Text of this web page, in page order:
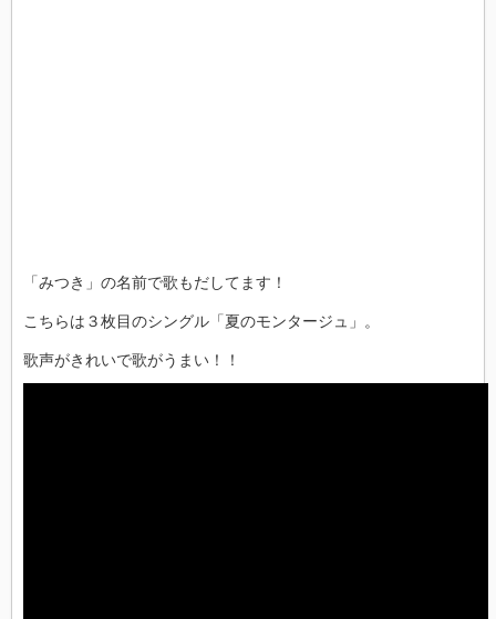
「みつき」の名前で歌もだしてます！
こちらは３枚目のシングル「夏のモンタージュ」。
歌声がきれいで歌がうまい！！